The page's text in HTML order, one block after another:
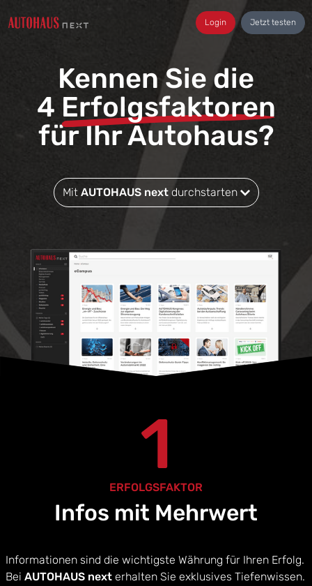
Login Jetzt testen
Kennen Sie die
4 Erfolgsfaktoren
für Ihr Autohaus?
Mit AUTOHAUS nextdurchstarten
1
ERFOLGSFAKTOR
Infos mit Mehrwert
Informationen sind die wichtigste Währung für Ihren Erfolg.
Bei AUTOHAUS next erhalten Sie exklusives Tiefenwissen.